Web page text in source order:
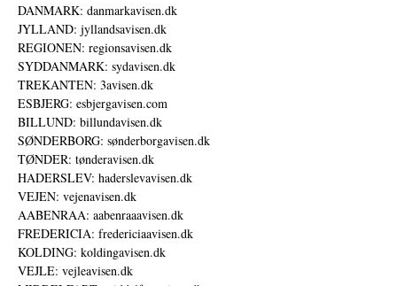
DANMARK: danmarkavisen.dk
JYLLAND: jyllandsavisen.dk
REGIONEN: regionsavisen.dk
SYDDANMARK: sydavisen.dk
TREKANTEN: 3avisen.dk
ESBJERG: esbjergavisen.com
BILLUND: billundavisen.dk
SØNDERBORG: sønderborgavisen.dk
TØNDER: tønderavisen.dk
HADERSLEV: haderslevavisen.dk
VEJEN: vejenavisen.dk
AABENRAA: aabenraaavisen.dk
FREDERICIA: fredericiaavisen.dk
KOLDING: koldingavisen.dk
VEJLE: vejleavisen.dk